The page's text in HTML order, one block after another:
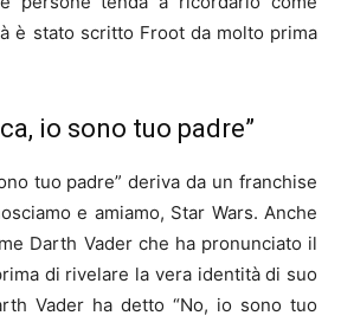
è stato scritto Froot da molto prima
io sono tuo padre”
tuo padre” deriva da un franchise
e amiamo, Star Wars. Anche
Darth Vader che ha pronunciato il
di rivelare la vera identità di suo
Vader ha detto “No, io sono tuo